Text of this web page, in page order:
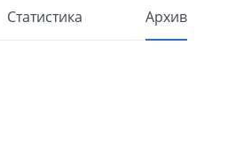
Статистика Архив